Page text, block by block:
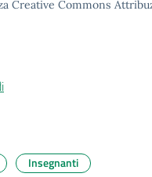
Creative Commons
Insegnanti